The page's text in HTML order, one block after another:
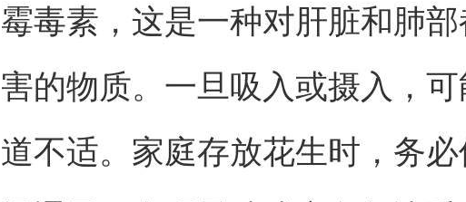
霉毒素，这是一种对肝脏和肺
害的物质。一旦吸入或摄入，
道不适。家庭存放花生时，务